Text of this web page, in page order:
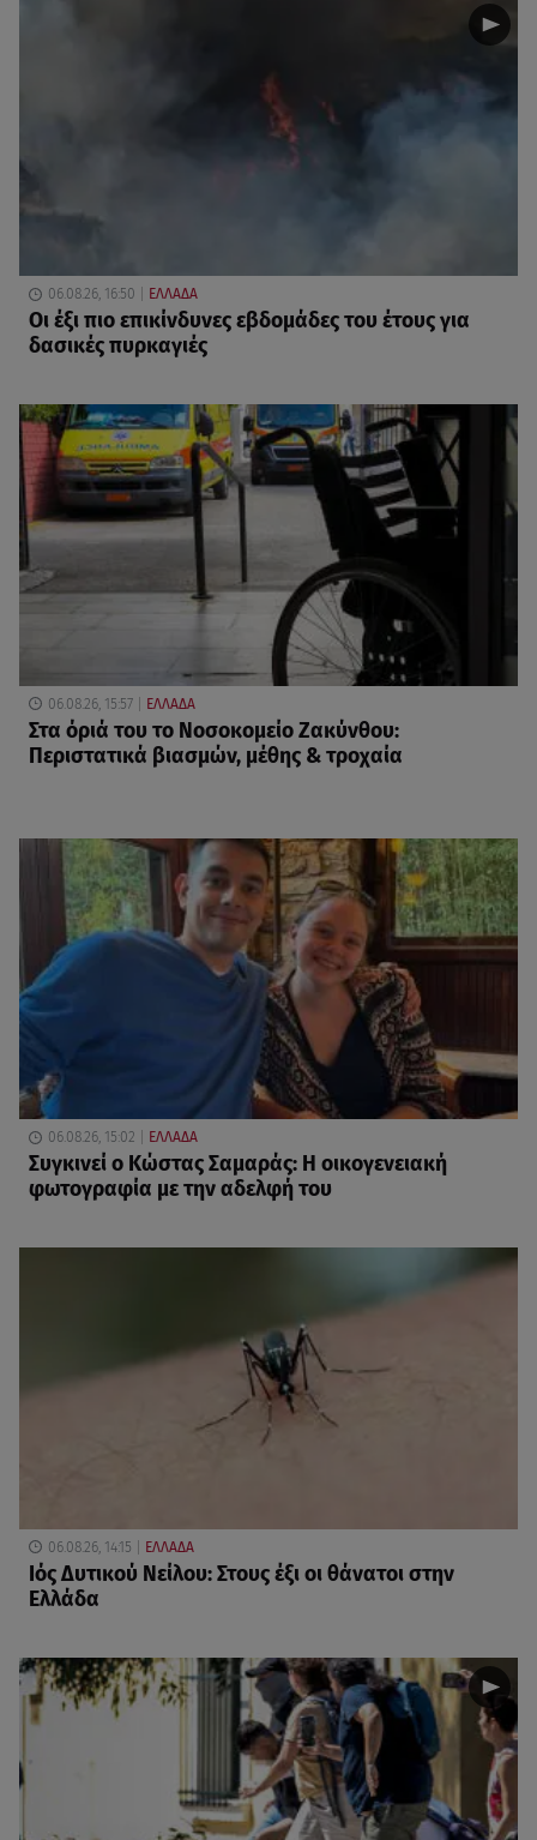
06.08.26, 16:50 ΕΛΛΑΔΑ
Οι έξι πιο επικίνδυνες εβδομάδες του έτους για
δασικές πυρκαγιές
06.08.26, 15:57 ΕΛΛΑΔΑ
Στα όριά του το Νοσοκομείο Ζακύνθου:
Περιστατικά βιασμών, μέθης & τροχαία
06.08.26, 15:02 ΕΛΛΑΔΑ
Συγκινεί ο Κώστας Σαμαράς: Η οικογενειακή
φωτογραφία με την αδελφή του
06.08.26, 14:15 ΕΛΛΑΔΑ
Ιός Δυτικού Νείλου: Στους έξι οι θάνατοι στην
Ελλάδα